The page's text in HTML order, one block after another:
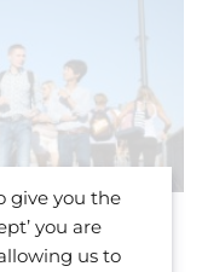
give you the
you are
us to